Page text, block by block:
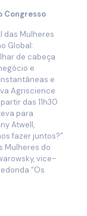
Congresso
das Mulheres
Global:
de cabeça
e
e
Agriscience
das 11h30
para
Atwell,
fazer juntos?”
Mulheres do
vice-
“Os